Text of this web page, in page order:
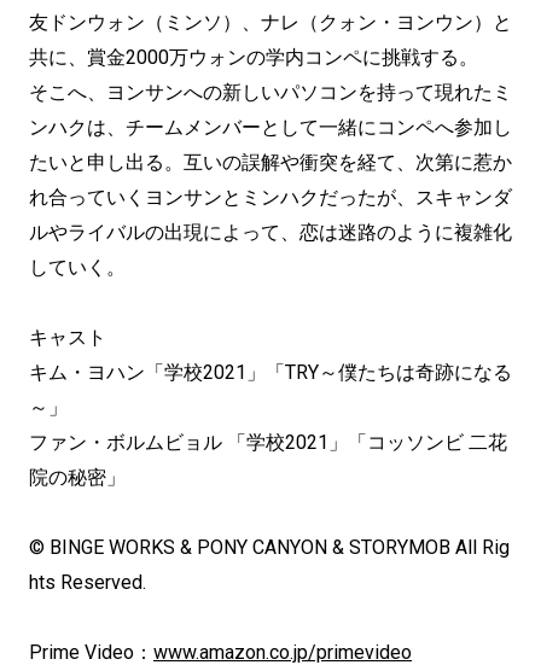
友ドンウォン（ミンソ）、ナレ（クォン・ヨンウン）と
共に、賞金2000万ウォンの学内コンペに挑戦する。
そこへ、ヨンサンへの新しいパソコンを持って現れたミ
ンハクは、チームメンバーとして一緒にコンペへ参加し
たいと申し出る。互いの誤解や衝突を経て、次第に惹か
れ合っていくヨンサンとミンハクだったが、スキャンダ
ルやライバルの出現によって、恋は迷路のように複雑化
していく。
キャスト
キム・ヨハン「学校2021」「TRY～僕たちは奇跡になる
～」
ファン・ボルムビョル 「学校2021」「コッソンビ 二花
院の秘密」
© BINGE WORKS & PONY CANYON & STORYMOB All Rig
hts Reserved.
Prime Video： www.amazon.co.jp/primevideo